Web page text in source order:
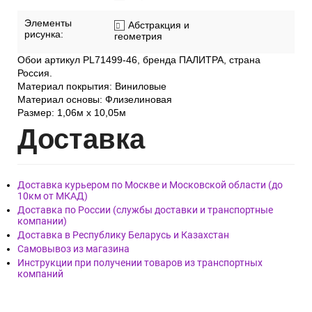
Элементы
рисунка:
Абстракция и
геометрия
Обои артикул PL71499-46, бренда ПАЛИТРА, страна
Россия.
Материал покрытия: Виниловые
Материал основы: Флизелиновая
Размер: 1,06м х 10,05м
Доставка
Доставка курьером по Москве и Московской области (до
10км от МКАД)
Доставка по России (службы доставки и транспортные
компании)
Доставка в Республику Беларусь и Казахстан
Самовывоз из магазина
Инструкции при получении товаров из транспортных
компаний